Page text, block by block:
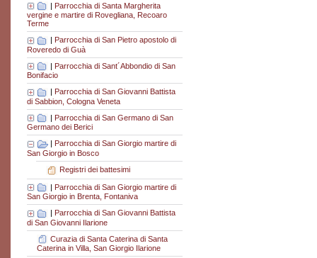
| Parrocchia di Santa Margherita
vergine e martire di Rovegliana, Recoaro
Terme
Parrocchia di San Pietro apostolo di
Roveredo di Guà
| Parrocchia di Sant´Abbondio di San
Bonifacio
Parrocchia di San Giovanni Battista
di Sabbion, Cologna Veneta
| Parrocchia di San Germano di San
Germano dei Berici
Parrocchia di San Giorgio martire di
San Giorgio in Bosco
Registri dei battesimi
| Parrocchia di San Giorgio martire di
San Giorgio in Brenta, Fontaniva
| Parrocchia di San Giovanni Battista
di San Giovanni Ilarione
Curazia di Santa Caterina di Santa
Caterina in Villa, San Giorgio Ilarione